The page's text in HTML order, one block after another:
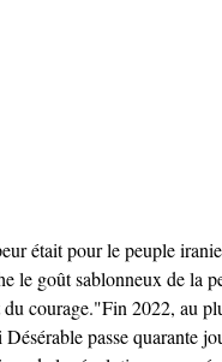
était pour le peuple
le goût sablonneux de la
courage."Fin 2022, au
passe quarante